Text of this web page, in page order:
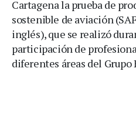
Cartagena la prueba de
sostenible de aviación
inglés), que se realizó
participación de
diferentes áreas del Grupo